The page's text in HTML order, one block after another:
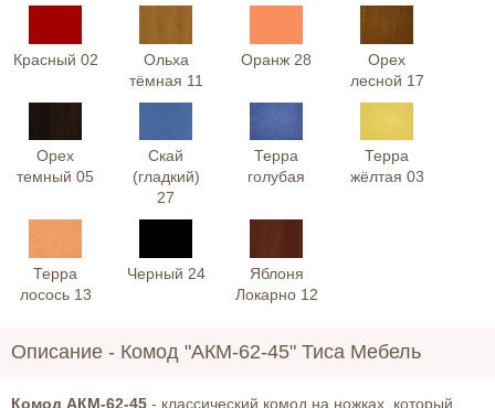
Красный 02
Ольха
тёмная 11
Оранж 28
Орех
лесной 17
Орех
темный 05
Скай
(гладкий)
27
Терра
голубая
Терра
жёлтая 03
Терра
лосось 13
Черный 24
Яблоня
Локарно 12
Описание - Комод "АКМ-62-45" Тиса Мебель
Комод АКМ-62-45 - классический комод на ножках, который